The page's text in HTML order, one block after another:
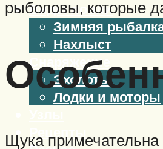
Виды ловли
Зимняя
Нахлыст
Снаряжение
Эхолоты
Лодки и моторы
рыболовы, которые
Щука примечательна